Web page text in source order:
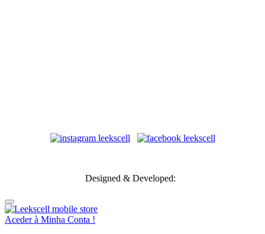
Designed & Developed:
Aceder à Minha Conta !